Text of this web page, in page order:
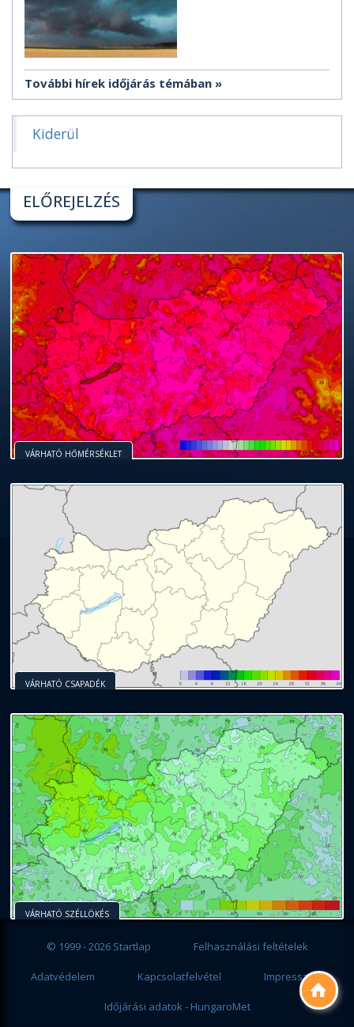

További hírek időjárás témában
Kiderül
ELŐREJELZÉS
VÁRHATÓ HŐMÉRSÉKLET
VÁRHATÓ CSAPADÉK
VÁRHATÓ SZÉLLÖKÉS
© 1999 - 2026 Startlap Felhasználási feltételek
Adatvédelem Kapcsolatfelvétel Impresszum
Időjárási adatok - HungaroMet